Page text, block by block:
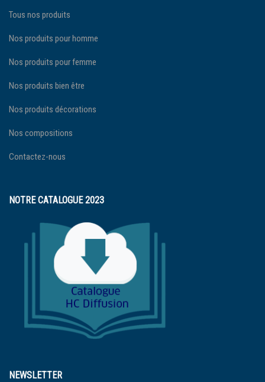
Tous nos produits
Nos produits pour homme
Nos produits pour femme
Nos produits bien être
Nos produits décorations
Nos compositions
Contactez-nous
NOTRE CATALOGUE 2023
NEWSLETTER